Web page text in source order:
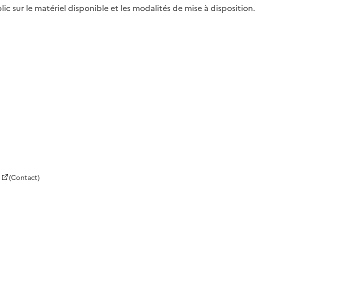
sur le matériel disponible et les modalités de mise à disposition.
(Contact)